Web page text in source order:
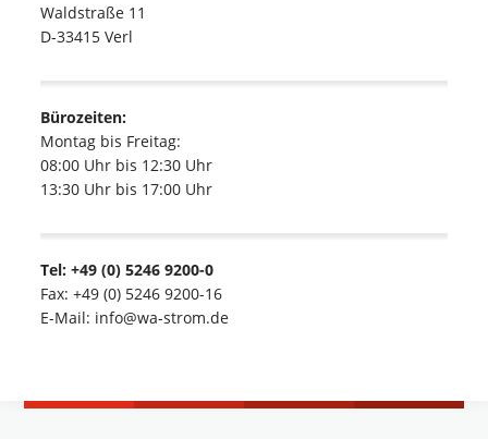
Waldstraße 11
D-33415 Verl
Bürozeiten:
Montag bis Freitag:
08:00 Uhr bis 12:30 Uhr
13:30 Uhr bis 17:00 Uhr
Tel: +49 (0) 5246 9200-0
Fax: +49 (0) 5246 9200-16
E-Mail: info@wa-strom.de